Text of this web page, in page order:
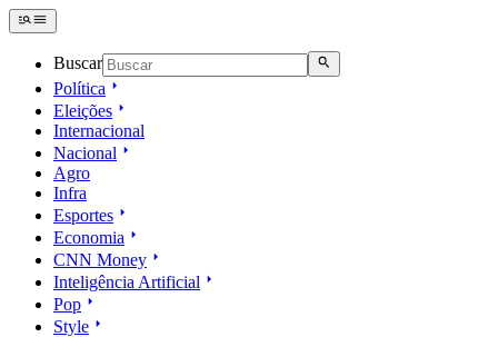
Buscar
Política
Eleições
Internacional
Nacional
Agro
Infra
Esportes
Economia
CNN Money
Inteligência Artificial
Pop
Style